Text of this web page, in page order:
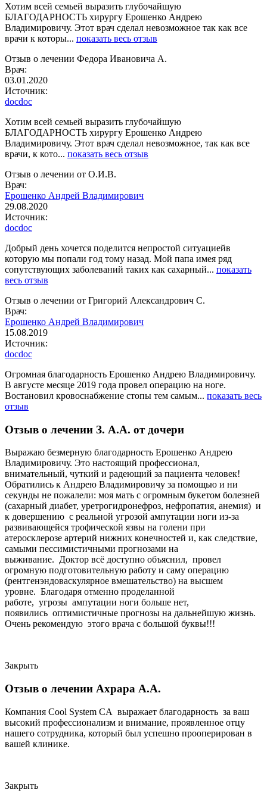
Хотим всей семьей выразить глубочайшую
БЛАГОДАРНОСТЬ хирургу Ерошенко Андрею
Владимировичу. Этот врач сделал невозможное так как все
врачи к которы... показать весь отзыв
Отзыв о лечении Федора Ивановича А.
Врач:
03.01.2020
Источник:
docdoc
Хотим всей семьей выразить глубочайшую
БЛАГОДАРНОСТЬ хирургу Ерошенко Андрею
Владимировичу. Этот врач сделал невозможное, так как все
врачи, к кото... показать весь отзыв
Отзыв о лечении от О.И.В.
Врач:
Ерошенко Андрей Владимирович
29.08.2020
Источник:
docdoc
Добрый день хочется поделится непростой ситуациейв
которую мы попали год тому назад. Мой папа имея ряд
сопутствующих заболеваний таких как сахарный... показать
весь отзыв
Отзыв о лечении от Григорий Александрович С.
Врач:
Ерошенко Андрей Владимирович
15.08.2019
Источник:
docdoc
Огромная благодарность Ерошенко Андрею Владимировичу.
В августе месяце 2019 года провел операцию на ноге.
Востановил кровоснабжение стопы тем самым... показать весь
отзыв
Отзыв о лечении З. А.А. от дочери
Выражаю безмерную благодарность Ерошенко Андрею
Владимировичу. Это настоящий профессионал,
внимательный, чуткий и радеющий за пациента человек!
Обратились к Андрею Владимировичу за помощью и ни
секунды не пожалели: моя мать с огромным букетом болезней
(сахарный диабет, уретрогидронефроз, нефропатия, анемия) и
к довершению с реальной угрозой ампутации ноги из-за
развивающейся трофической язвы на голени при
атеросклерозе артерий нижних конечностей и, как следствие,
самыми пессимистичными прогнозами на
выживание. Доктор всё доступно объяснил, провел
огромную подготовительную работу и саму операцию
(рентгенэндоваскулярное вмешательство) на высшем
уровне. Благодаря отменно проделанной
работе, угрозы ампутации ноги больше нет,
появились оптимистичные прогнозы на дальнейшую жизнь.
Очень рекомендую этого врача с большой буквы!!!
Закрыть
Отзыв о лечении Ахрара А.А.
Компания Cool System CA выражает благодарность за ваш
высокий профессионализм и внимание, проявленное отцу
нашего сотрудника, который был успешно прооперирован в
вашей клинике.
Закрыть